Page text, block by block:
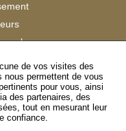
de vos visites des
nous permettent de vous
pour vous, ainsi
des partenaires, des
tout en mesurant leur
confiance.